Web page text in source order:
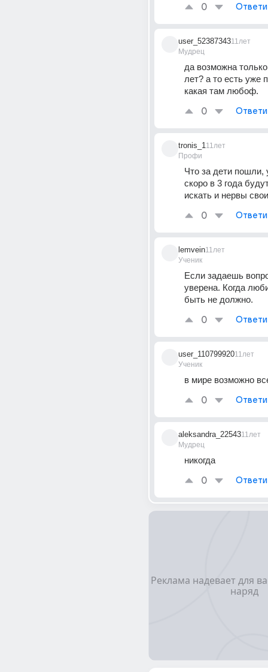
0
user_52387343
Мудрец
11лет
да возможна
лет? а то есть уже
какая там любоф.
0
tronis_1
Профи
11лет
Что за дети пошли,
скоро в 3 года
искать и нервы
0
lemvein
Ученик
11лет
Если задаешь
уверена. Когда
быть не должно.
0
user_110799920
Ученик
11лет
в мире возможно
0
aleksandra_22543
Мудрец
11лет
никогда
0